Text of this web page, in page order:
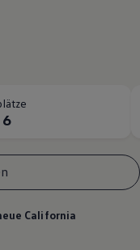
6
California